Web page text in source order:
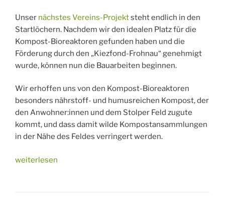
Unser nächstes Vereins-Projektsteht endlich in den
Startlöchern. Nachdem wir den idealen Platz für die
Kompost-Bioreaktoren gefunden haben und die
Förderung durch den „Kiezfond-Frohnau“ genehmigt
wurde, können nun die Bauarbeiten beginnen.
Wir erhoffen uns von den Kompost-Bioreaktoren
besonders nährstoff- und humusreichen Kompost, der
den Anwohner:innen und dem Stolper Feld zugute
kommt, und dass damit wilde Kompostansammlungen
in der Nähe des Feldes verringert werden.
„Kompostieren
weiterlesen